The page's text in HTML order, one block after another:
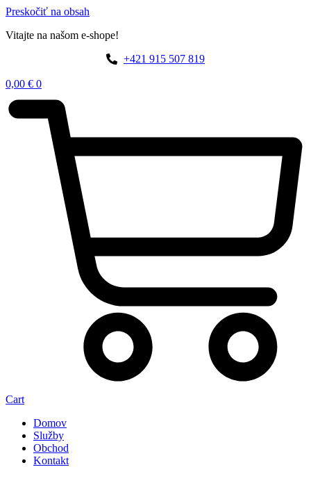
Preskočiť na obsah
Vitajte na našom e-shope!
+421 915 507 819
0,00 € 0
Cart
Domov
Služby
Obchod
Kontakt